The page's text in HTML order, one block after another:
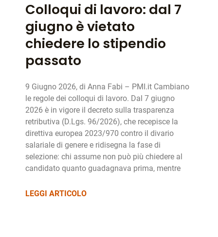
Colloqui di lavoro: dal 7
giugno è vietato
chiedere lo stipendio
passato
9 Giugno 2026, di Anna Fabi – PMI.it Cambiano
le regole dei colloqui di lavoro. Dal 7 giugno
2026 è in vigore il decreto sulla trasparenza
retributiva (D.Lgs. 96/2026), che recepisce la
direttiva europea 2023/970 contro il divario
salariale di genere e ridisegna la fase di
selezione: chi assume non può più chiedere al
candidato quanto guadagnava prima, mentre
LEGGI ARTICOLO